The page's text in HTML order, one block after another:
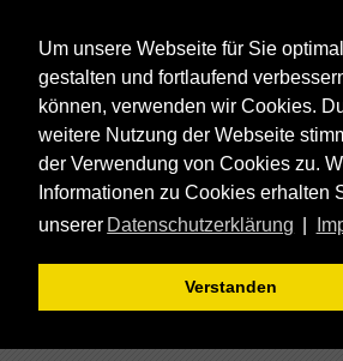
Um unsere Webseite für Sie
gestalten und fortlaufend
können, verwenden wir Cookies.
weitere Nutzung der Webseite
der Verwendung von Cookies zu.
Informationen zu Cookies erhalten
unserer Datenschutzerklärung
Verstanden